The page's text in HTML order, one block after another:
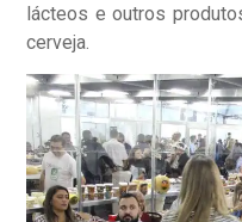
lácteos e outros
cerveja.